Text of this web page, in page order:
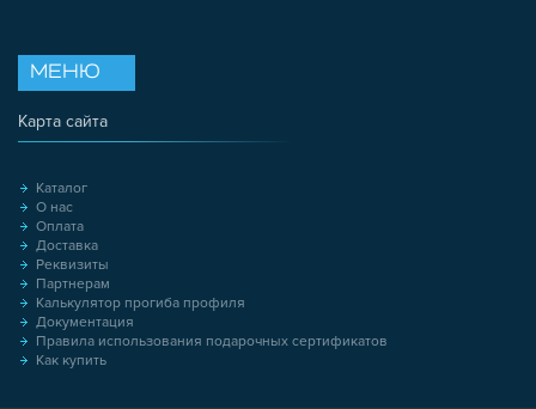
МЕНЮ
Карта сайта
Каталог
О нас
Оплата
Доставка
Реквизиты
Партнерам
Калькулятор прогиба профиля
Документация
Правила использования подарочных сертификатов
Как купить